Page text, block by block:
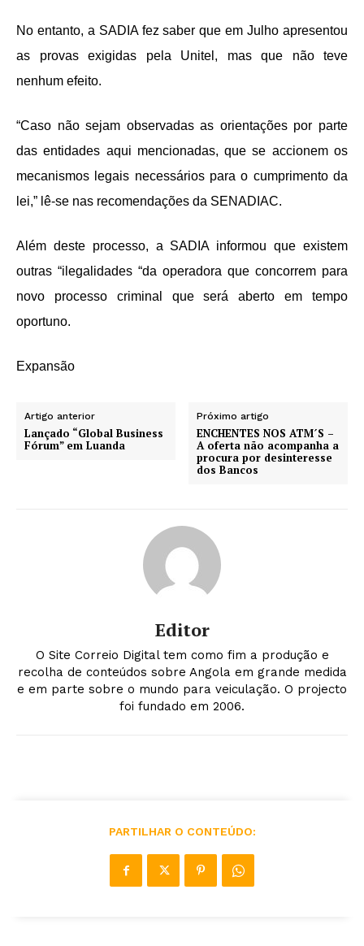
No entanto, a SADIA fez saber que em Julho apresentou
as provas exigidas pela Unitel, mas que não teve
nenhum efeito.
“Caso não sejam observadas as orientações por parte
das entidades aqui mencionadas, que se accionem os
mecanismos legais necessários para o cumprimento da
lei,” lê-se nas recomendações da SENADIAC.
Além deste processo, a SADIA informou que existem
outras “ilegalidades “da operadora que concorrem para
novo processo criminal que será aberto em tempo
oportuno.
Expansão
Artigo anterior
Lançado “Global Business
Fórum” em Luanda
Próximo artigo
ENCHENTES NOS ATM´S –
A oferta não acompanha a
procura por desinteresse
dos Bancos
Editor
O Site Correio Digital tem como fim a produção e
recolha de conteúdos sobre Angola em grande medida
e em parte sobre o mundo para veiculação. O projecto
foi fundado em 2006.
PARTILHAR O CONTEÚDO: